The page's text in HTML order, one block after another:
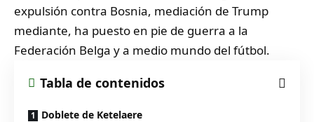
expulsión contra Bosnia, mediación de Trump
mediante, ha puesto en pie de guerra a la
Federación Belga y a medio mundo del fútbol.
Tabla de contenidos
Doblete de Ketelaere